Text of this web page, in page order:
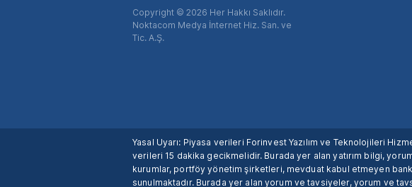
Copyright © 2026 Her Hakkı Saklıdır.
Noktacom Medya İnternet Hiz. San. ve
Tic. A.Ş.
Yasal Uyarı: Piyasa verileri Forinvest Yazılım ve Teknolojileri
verileri 15 dakika gecikmelidir. Burada yer alan yatırım bilgi, yorum
kurumlar, portföy yönetim şirketleri, mevduat kabul etmeyen
sunulmaktadır. Burada yer alan yorum ve tavsiyeler, yorum ve